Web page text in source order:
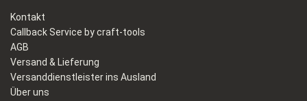
Kontakt
Callback Service by craft-tools
AGB
Versand & Lieferung
Versanddienstleister ins Ausland
Über uns